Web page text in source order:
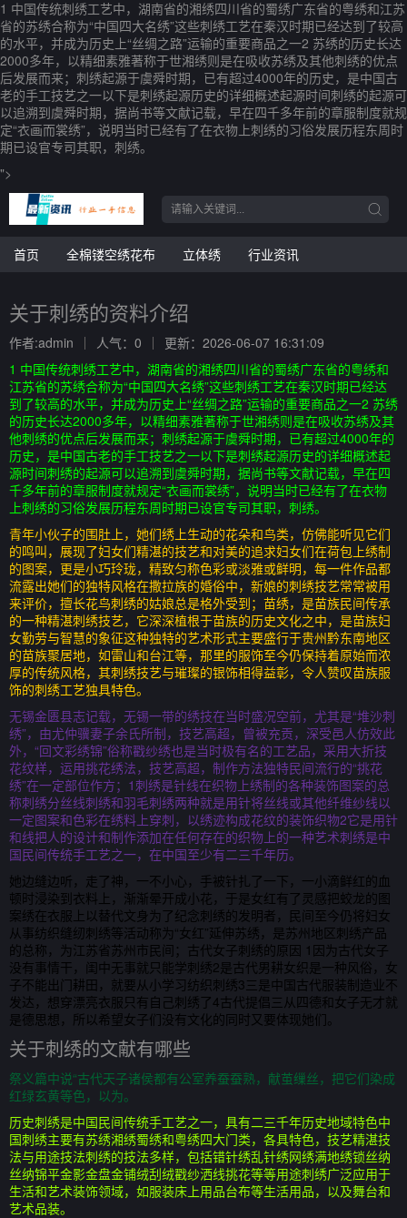
1 中国传统刺绣工艺中，湖南省的湘绣四川省的蜀绣广东省的粤绣和江苏
省的苏绣合称为“中国四大名绣”这些刺绣工艺在秦汉时期已经达到了较高
的水平，并成为历史上“丝绸之路”运输的重要商品之一2 苏绣的历史长达
2000多年，以精细素雅著称于世湘绣则是在吸收苏绣及其他刺绣的优点
后发展而来；刺绣起源于虞舜时期，已有超过4000年的历史，是中国古
老的手工技艺之一以下是刺绣起源历史的详细概述起源时间刺绣的起源可
以追溯到虞舜时期，据尚书等文献记载，早在四千多年前的章服制度就规
定“衣画而裳绣”，说明当时已经有了在衣物上刺绣的习俗发展历程东周时
期已设官专司其职，刺绣。
">
首页 全棉镂空绣花布 立体绣 行业资讯
关于刺绣的资料介绍
作者:admin 人气：0
更新：2026-06-07 16:31:09
1 中国传统刺绣工艺中，湖南省的湘绣四川省的蜀绣广东省的粤绣和
江苏省的苏绣合称为“中国四大名绣”这些刺绣工艺在秦汉时期已经达
到了较高的水平，并成为历史上“丝绸之路”运输的重要商品之一2 苏绣
的历史长达2000多年，以精细素雅著称于世湘绣则是在吸收苏绣及其
他刺绣的优点后发展而来；刺绣起源于虞舜时期，已有超过4000年的
历史，是中国古老的手工技艺之一以下是刺绣起源历史的详细概述起
源时间刺绣的起源可以追溯到虞舜时期，据尚书等文献记载，早在四
千多年前的章服制度就规定“衣画而裳绣”，说明当时已经有了在衣物
上刺绣的习俗发展历程东周时期已设官专司其职，刺绣。
青年小伙子的围肚上，她们绣上生动的花朵和鸟类，仿佛能听见它们
的鸣叫，展现了妇女们精湛的技艺和对美的追求妇女们在荷包上绣制
的图案，更是小巧玲珑，精致匀称色彩或淡雅或鲜明，每一件作品都
流露出她们的独特风格在撒拉族的婚俗中，新娘的刺绣技艺常常被用
来评价，擅长花鸟刺绣的姑娘总是格外受到；苗绣，是苗族民间传承
的一种精湛刺绣技艺，它深深植根于苗族的历史文化之中，是苗族妇
女勤劳与智慧的象征这种独特的艺术形式主要盛行于贵州黔东南地区
的苗族聚居地，如雷山和台江等，那里的服饰至今仍保持着原始而浓
厚的传统风格，其刺绣技艺与璀璨的银饰相得益彰，令人赞叹苗族服
饰的刺绣工艺独具特色。
无锡金匮县志记载，无锡一带的绣技在当时盛况空前，尤其是“堆沙刺
绣”，由尤仲骥妻子余氏所制，技艺高超，曾被充贡，深受邑人仿效此
外，“回文彩绣锦”俗称戳纱绣也是当时极有名的工艺品，采用大折技
花纹样，运用挑花绣法，技艺高超，制作方法独特民间流行的“挑花
绣”在一定部位作方；1刺绣是针线在织物上绣制的各种装饰图案的总
称刺绣分丝线刺绣和羽毛刺绣两种就是用针将丝线或其他纤维纱线以
一定图案和色彩在绣料上穿刺，以绣迹构成花纹的装饰织物2它是用针
和线把人的设计和制作添加在任何存在的织物上的一种艺术刺绣是中
国民间传统手工艺之一，在中国至少有二三千年历。
她边缝边听，走了神，一不小心，手被针扎了一下，一小滴鲜红的血
顿时浸染到衣料上，渐渐晕开成小花，于是女红有了灵感把蛟龙的图
案绣在衣服上以替代文身为了纪念刺绣的发明者，民间至今仍将妇女
从事纺织缝纫刺绣等活动称为“女红”延伸苏绣，是苏州地区刺绣产品
的总称，为江苏省苏州市民间；古代女子刺绣的原因 1因为古代女子
没有事情干，闺中无事就只能学刺绣2是古代男耕女织是一种风俗，女
子不能出门耕田，就要从小学习纺织刺绣3三是中国古代服装制造业不
发达，想穿漂亮衣服只有自己刺绣了4古代提倡三从四德和女子无才就
是德思想，所以希望女子们没有文化的同时又要体现她们。
关于刺绣的文献有哪些
祭义篇中说“古代天子诸侯都有公室养蚕蚕熟，献茧缫丝，把它们染成
红绿玄黄等色，以为。
历史刺绣是中国民间传统手工艺之一，具有二三千年历史地域特色中
国刺绣主要有苏绣湘绣蜀绣和粤绣四大门类，各具特色，技艺精湛技
法与用途技法刺绣的技法多样，包括错针绣乱针绣网绣满地绣锁丝纳
丝纳锦平金影金盘金铺绒刮绒戳纱洒线挑花等等用途刺绣广泛应用于
生活和艺术装饰领域，如服装床上用品台布等生活用品，以及舞台和
艺术品装。